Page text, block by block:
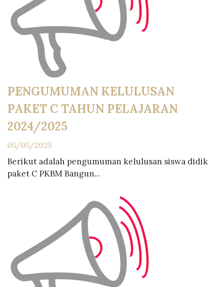
PENGUMUMAN KELULUSAN
PAKET C TAHUN PELAJARAN
2024/2025
05/05/2025
Berikut adalah pengumuman kelulusan siswa didik
paket C PKBM Bangun...